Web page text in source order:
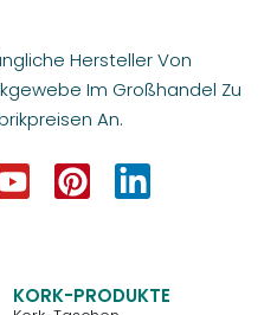
Hersteller Von
Im Großhandel Zu
An.
KORK-PRODUKTE